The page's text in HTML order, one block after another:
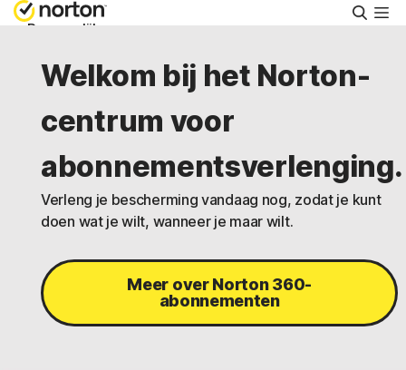
Persoonlijk
Small Business
Gratis proberen
België
Aanmelden
Welkom bij het Norton-
centrum voor
abonnementsverlenging.
Verleng je bescherming vandaag nog, zodat je kunt
doen wat je wilt, wanneer je maar wilt.
Meer over Norton 360-
abonnementen